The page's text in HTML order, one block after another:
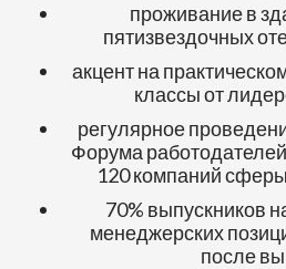
проживание в
пятизвездочных
акцент на
классы от
регулярное
Форума
120 компаний
70% выпускников
менеджерских
после